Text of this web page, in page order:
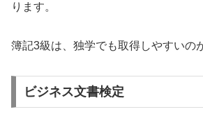
ります。
簿記3級は、独学でも取得しやすいの
ビジネス文書検定